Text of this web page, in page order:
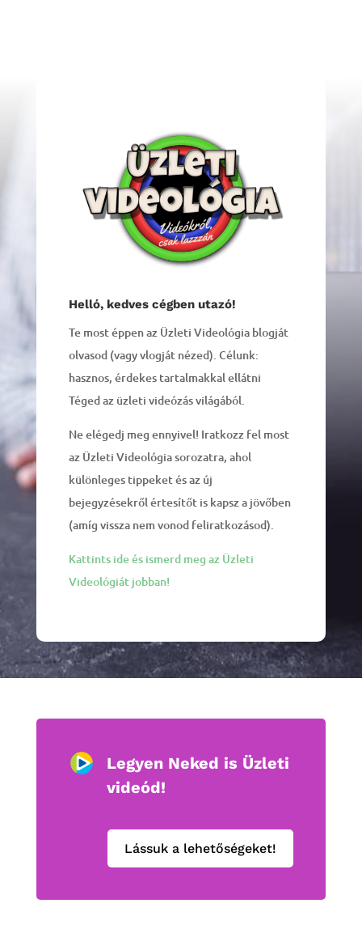
Helló, kedves cégben utazó!
Te most éppen az Üzleti Videológia blogját
olvasod (vagy vlogját nézed). Célunk:
hasznos, érdekes tartalmakkal ellátni
Téged az üzleti videózás világából.
Ne elégedj meg ennyivel! Iratkozz fel most
az Üzleti Videológia sorozatra, ahol
különleges tippeket és az új
bejegyzésekről értesítőt is kapsz a jövőben
(amíg vissza nem vonod feliratkozásod).
Kattints ide és ismerd meg az Üzleti
Videológiát jobban!
Legyen Neked is Üzleti
videód!
Lássuk a lehetőségeket!